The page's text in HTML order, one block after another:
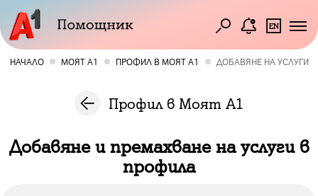
НАЧАЛО МОЯТ А1 ПРОФИЛ В МОЯТ А1 ДОБАВЯНЕ НА УСЛУГИ
Профил в Моят А1
Добавяне и премахване на услуги в
профила